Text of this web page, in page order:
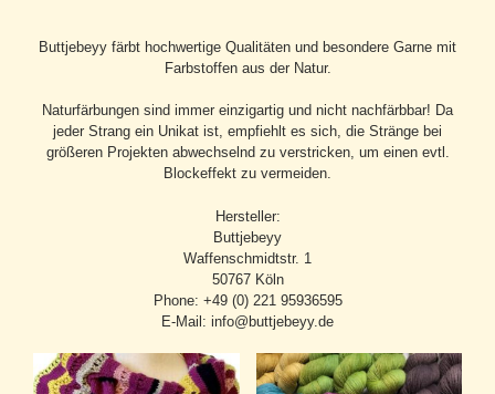
Buttjebeyy färbt hochwertige Qualitäten und besondere Garne mit
Farbstoffen aus der Natur.
Naturfärbungen sind immer einzigartig und nicht nachfärbbar! Da
jeder Strang ein Unikat ist, empfiehlt es sich, die Stränge bei
größeren Projekten abwechselnd zu verstricken, um einen evtl.
Blockeffekt zu vermeiden.
Hersteller:
Buttjebeyy
Waffenschmidtstr. 1
50767 Köln
Phone: +49 (0) 221 95936595
E-Mail: info@buttjebeyy.de